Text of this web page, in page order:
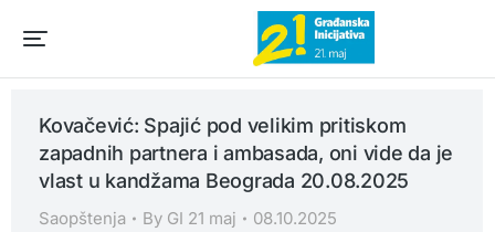
Kovačević: Spajić pod velikim pritiskom
zapadnih partnera i ambasada, oni vide da je
vlast u kandžama Beograda 20.08.2025
Saopštenja By GI 21 maj
08.10.2025